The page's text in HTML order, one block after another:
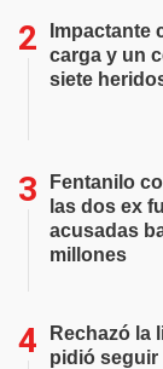
Impactante
carga y un
siete
Fentanilo
las dos ex
acusadas
millones
Rechazó la
pidió seguir